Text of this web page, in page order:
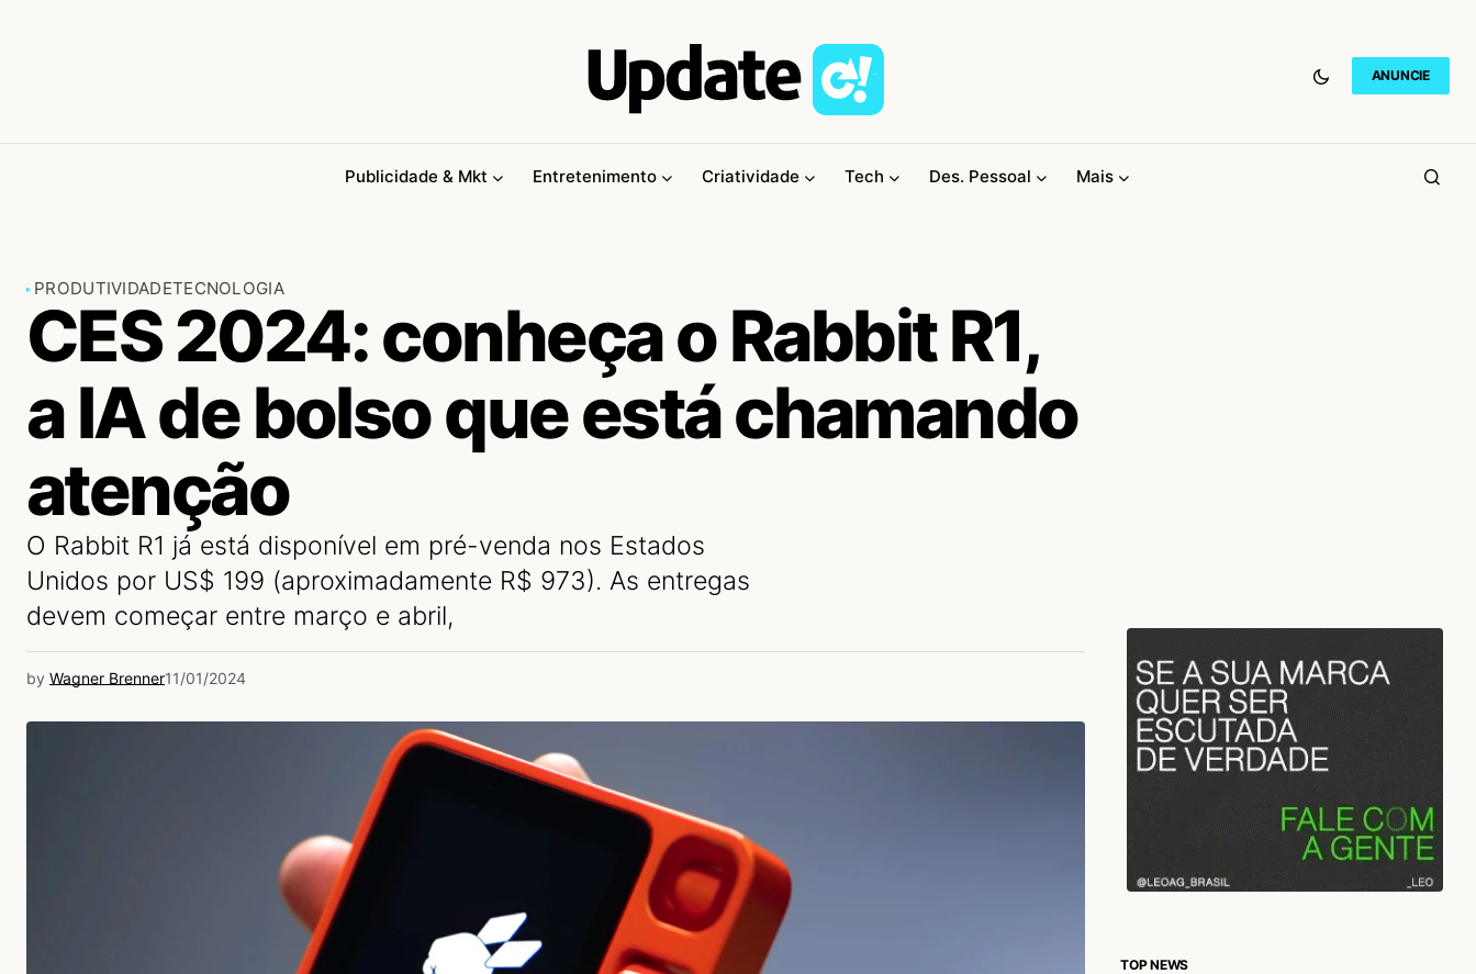
ANUNCIE
Publicidade & Mkt Entretenimento Criatividade Tech Des. Pessoal Mais
PRODUTIVIDADETECNOLOGIA
CES 2024: conheça o Rabbit R1,
a IA de bolso que está chamando
atenção
O Rabbit R1 já está disponível em pré-venda nos Estados
Unidos por US$ 199 (aproximadamente R$ 973). As entregas
devem começar entre março e abril,
by Wagner Brenner11/01/2024
TOP NEWS